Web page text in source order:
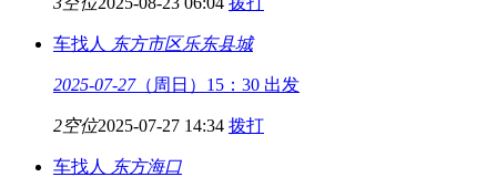
车找人 东方市区乐东县城
2025-07-27（周日）15：30 出发
2空位2025-07-27 14:34 拨打
车找人 东方海口